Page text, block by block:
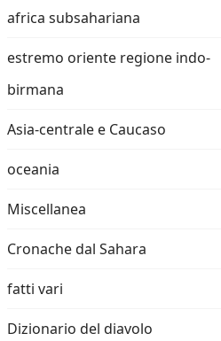
africa subsahariana
estremo oriente regione indo-
birmana
Asia-centrale e Caucaso
oceania
Miscellanea
Cronache dal Sahara
fatti vari
Dizionario del diavolo